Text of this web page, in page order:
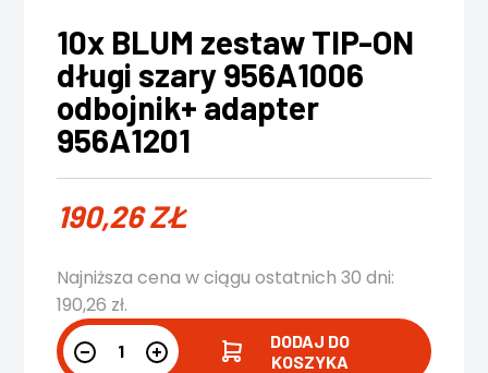
10x BLUM zestaw TIP-ON
długi szary 956A1006
odbojnik+ adapter
956A1201
190,26ZŁ
Najniższa cena w ciągu ostatnich 30 dni:
190,26 zł.
DODAJ DO
KOSZYKA